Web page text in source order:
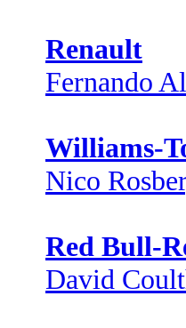
Renault
Fernando
Williams-
Nico
Red Bull-
David